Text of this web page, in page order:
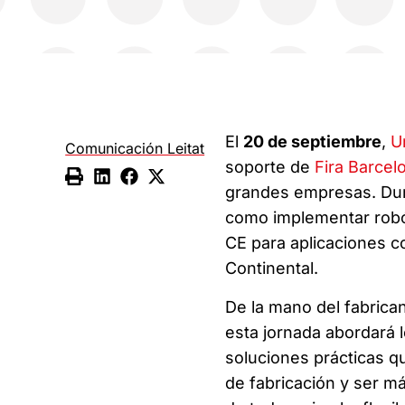
Comunicación Leitat El 20 de septiembre,
soporte de Fira
grandes empresas.
como implementar
CE para aplicaciones
Continental.
De la mano del
esta jornada abordará
soluciones prácticas
de fabricación y ser